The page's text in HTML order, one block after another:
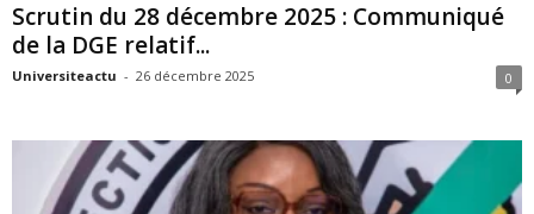
Scrutin du 28 décembre 2025 : Communiqué
de la DGE relatif...
Universiteactu - 26 décembre 2025 0